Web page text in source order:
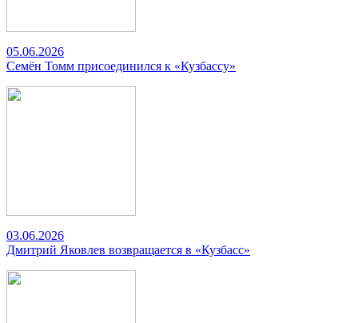
05.06.2026
Семён Томм присоединился к «Кузбассу»
03.06.2026
Дмитрий Яковлев возвращается в «Кузбасс»